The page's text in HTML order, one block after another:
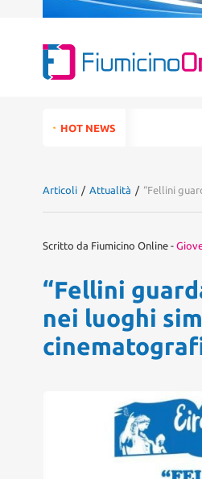
for:HOT NEWS
Articoli / Attualità / “Fellini
Scritto da Fiumicino Online -
“Fellini
nei luoghi